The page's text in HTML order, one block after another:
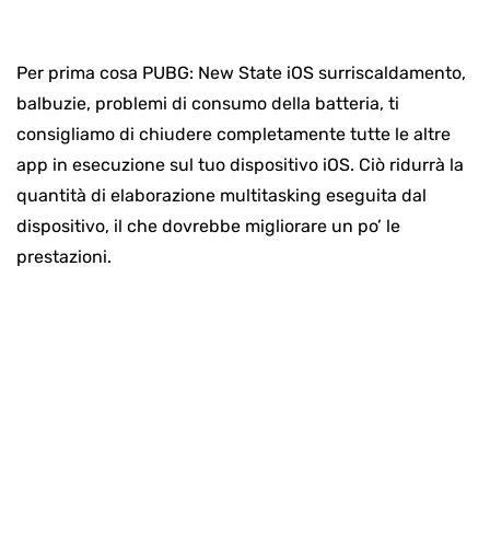
Per prima cosa PUBG: New State iOS surriscaldamento,
balbuzie, problemi di consumo della batteria, ti
consigliamo di chiudere completamente tutte le altre
app in esecuzione sul tuo dispositivo iOS. Ciò ridurrà la
quantità di elaborazione multitasking eseguita dal
dispositivo, il che dovrebbe migliorare un po’ le
prestazioni.